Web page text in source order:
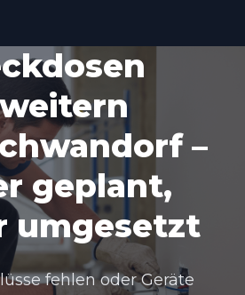
–
geplant,
umgesetzt
fehlen oder Geräte